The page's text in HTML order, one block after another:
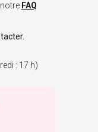
FAQ
: 17 h)